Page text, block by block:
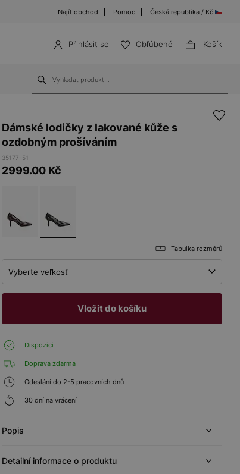
Najít obchod Pomoc Česká republika / Kč
Přihlásit se Obľúbené Košík
Dámské lodičky z lakované kůže s
ozdobným prošíváním
35177-51
2999.00 Kč
Tabulka rozměrů
Vyberte veľkosť
Vložit do košíku
Dispozici
Doprava zdarma
Odeslání do 2-5 pracovních dnů
30 dní na vrácení
Popis
Detailní informace o produktu